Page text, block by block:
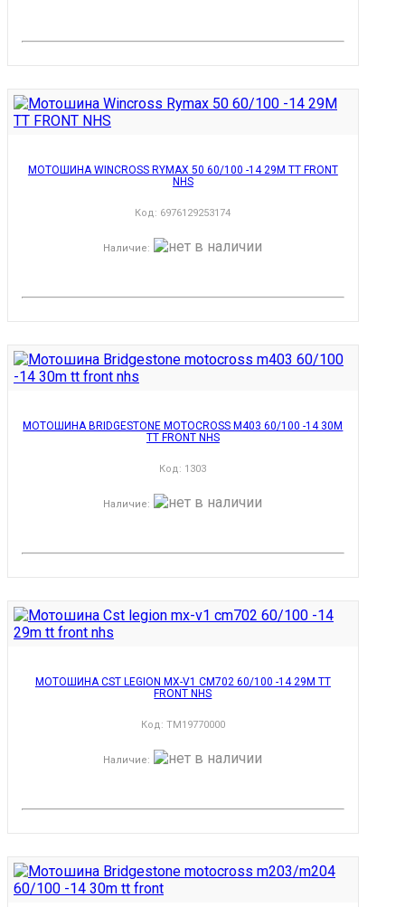
МОТОШИНА WINCROSS RYMAX 50 60/100 -14 29M TT FRONT
NHS
Код: 6976129253174
Наличие:
МОТОШИНА BRIDGESTONE MOTOCROSS M403 60/100 -14 30M
TT FRONT NHS
Код: 1303
Наличие:
МОТОШИНА CST LEGION MX-V1 CM702 60/100 -14 29M TT
FRONT NHS
Код: TM19770000
Наличие: